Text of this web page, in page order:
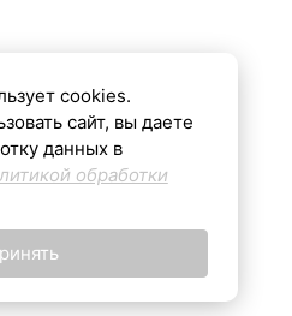
подготовлены с помощью ИИ
cookies.
сайт, вы даете
данных в
обработки